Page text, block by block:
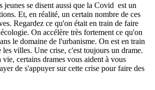
jeunes se disent aussi que la Covid est un
Et, en réalité, un certain nombre de ces
Regardez ce qu'on était en train de faire
On accélère très fortement ce qu'on
le domaine de l'urbanisme. On est en train
les villes. Une crise, c'est toujours un drame.
certains drames vous aident à vous
de s'appuyer sur cette crise pour faire des